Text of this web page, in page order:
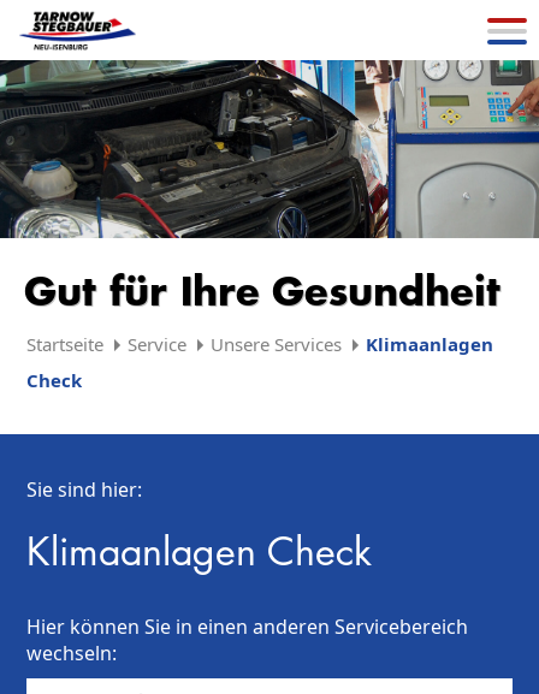
Gut für Ihre Gesundheit
Startseite Service Unsere Services
Klimaanlagen
Check
Sie sind hier:
Klimaanlagen Check
Hier können Sie in einen anderen Servicebereich
wechseln: